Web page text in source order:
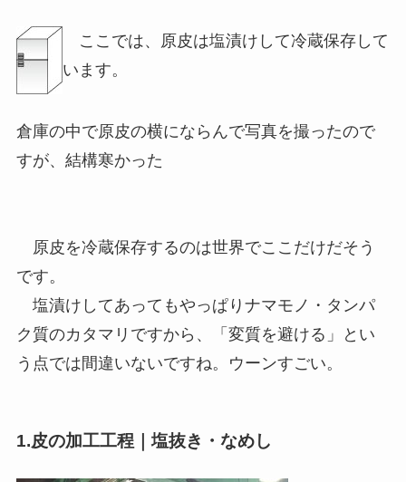
ここでは、原皮は塩漬けして冷蔵保存して
います。
倉庫の中で原皮の横にならんで写真を撮ったので
すが、結構寒かった
原皮を冷蔵保存するのは世界でここだけだそう
です。
塩漬けしてあってもやっぱりナマモノ・タンパ
ク質のカタマリですから、「変質を避ける」とい
う点では間違いないですね。ウーンすごい。
1.皮の加工工程｜塩抜き・なめし